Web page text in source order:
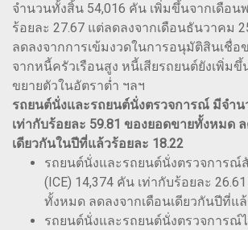
จำนวนทั้งสิ้น 54,016 คัน เพิ่มขึ้นจากเดือน
ร้อยละ 27.67 แต่ลดลงจากเดือนธันวาคม
ลดลงจากการเข้มงวดในการอนุมัติสินเชื่อ
จากหนี้ครัวเรือนสูง หนี้เสียรถยนต์ยังเพิ่มขึ้
ขยายตัวในอัตราต่ำ ฯลฯ
รถยนต์นั่งและรถยนต์นั่งตรวจการณ์ มีจำน
เท่ากับร้อยละ 59.81 ของยอดขายทั้งหมด
เดียวกันในปีที่แล้วร้อยละ 18.22
รถยนต์นั่งและรถยนต์นั่งตรวจการณ์
(ICE) 14,374 คัน เท่ากับร้อยละ
ทั้งหมด ลดลงจากเดือนเดียวกันปีที่แ
รถยนต์นั่งและรถยนต์นั่งตรวจการณ์ไ